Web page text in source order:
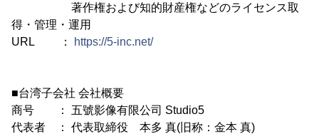
著作権および知的財産権などのライセンス取
得・管理・運用
URL ：
https://5-inc.net/
■台湾子会社 会社概要
商号 ： 五號影像有限公司 Studio5
代表者 ： 代表取締役 本多 真(旧称：金本 真)